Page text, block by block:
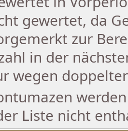
gewertet, da
zur
in der
wegen
Liste nicht